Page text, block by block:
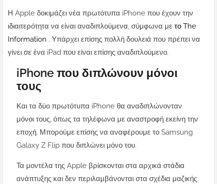
Η Apple δοκιμάζει νέα πρωτότυπα iPhone που έχουν την
ιδιαιτερότητα να είναι αναδιπλούμενα, σύμφωνα με το The
Information . Υπάρχει επίσης πολλή δουλειά που πρέπει να
γίνει σε ένα iPad που είναι επίσης αναδιπλούμενο.
iPhone που διπλώνουν μόνοι
τους
Και τα δύο πρωτότυπα iPhone θα αναδιπλώνονταν
μόνοι τους, όπως τα τηλέφωνα με αναστροφή εκείνη την
εποχή. Μπορούμε επίσης να αναφέρουμε το Samsung
Galaxy Z Flip που διπλώνει μόνο του.
Τα μοντέλα της Apple βρίσκονται στα αρχικά στάδια
ανάπτυξης και δεν περιλαμβάνονται στα σχέδια μαζικής